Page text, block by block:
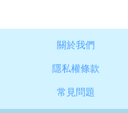
關於我們
隱私權條款
常見問題